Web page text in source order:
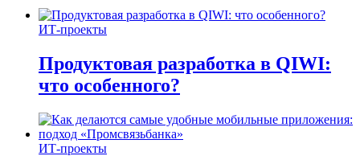
ИТ-проекты
Продуктовая разработка в QIWI:
что особенного?
ИТ-проекты